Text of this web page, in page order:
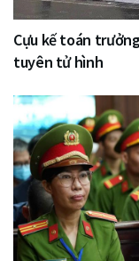
Cựu kế toán
tuyên tử hình